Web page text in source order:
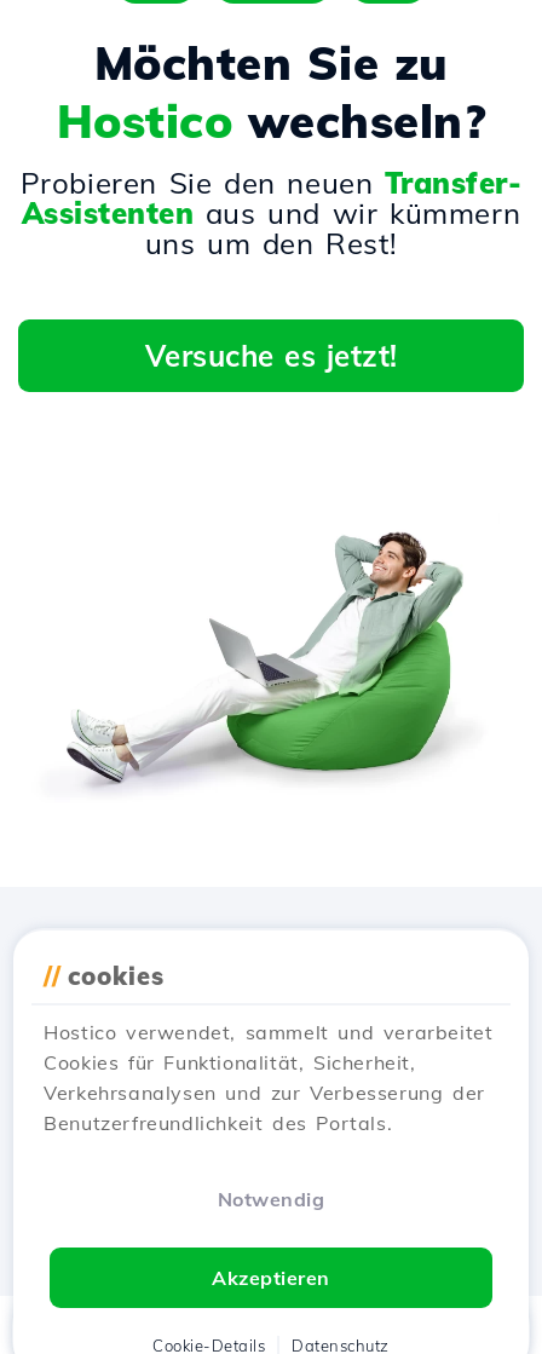
Möchten Sie zu
Hostico wechseln?
Probieren Sie den neuen Transfer-
Assistenten aus und wir kümmern
uns um den Rest!
Versuche es jetzt!
// cookies
Hostico verwendet, sammelt und verarbeitet
Cookies für Funktionalität, Sicherheit,
Verkehrsanalysen und zur Verbesserung der
Benutzerfreundlichkeit des Portals.
Notwendig
Akzeptieren
Cookie-Details Datenschutz
Kunde Warenkorb Chat